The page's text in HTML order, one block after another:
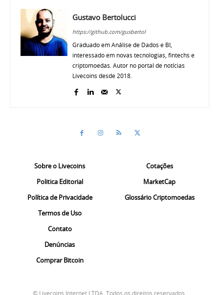
Gustavo Bertolucci
https://github.com/gusbertol
Graduado em Análise de Dados e BI,
interessado em novas tecnologias, fintechs e
criptomoedas. Autor no portal de notícias
Livecoins desde 2018.
Sobre o Livecoins
Politica Editorial
Política de Privacidade
Termos de Uso
Contato
Denúncias
Comprar Bitcoin
Cotações
MarketCap
Glossário Criptomoedas
© Livecoins Internet LTDA. Todos os direitos reservados.